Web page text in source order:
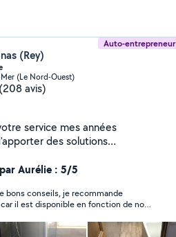
Auto-entrepreneur
(Rey)
Mer (Le Nord-Ouest)
(208 avis)
service mes années
des solutions
Pour plus de
contacter
Aurélie : 5/5
bons conseils, je recommande
il est disponible en fonction de nos